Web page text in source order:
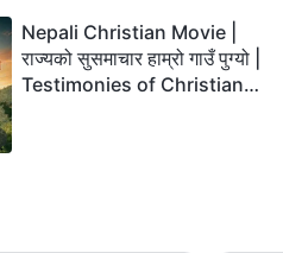
Nepali Christian Movie |
राज्यको सुसमाचार हाम्रो गाउँ पुग्यो |
Testimonies of Christians